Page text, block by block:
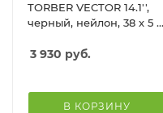
TORBER VECTOR 14.1'',
черный, нейлон, 38 х 5 х
3 930 руб.
В КОРЗИНУ